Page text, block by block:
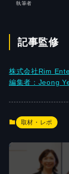
執筆者
記事監修
株式会社Rim
編集者：Jeong
取材・レポ